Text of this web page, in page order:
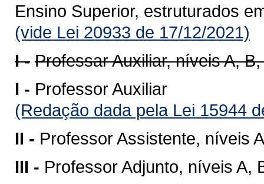
Ensino Superior, estruturados
(vide Lei 20933 de 17/12/2021)
I - Professar Auxiliar, níveis A,
I - Professor Auxiliar
(Redação dada pela Lei 15944
II - Professor Assistente, níveis
III - Professor Adjunto, níveis A,